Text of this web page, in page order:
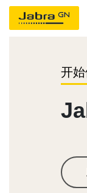
开始